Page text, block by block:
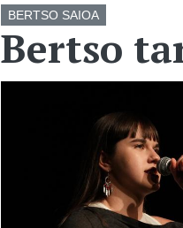
BERTSO SAIOA
Bertso